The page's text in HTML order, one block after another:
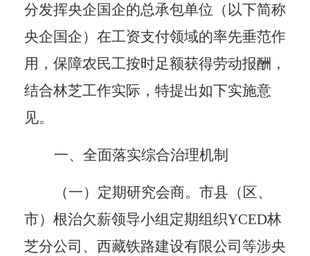
分发挥央企国企的总承包单位（以下简称
央企国企）在工资支付领域的率先垂范作
用， 保障农民工按时足额获得劳动报酬 ，
结合林芝工作实际， 特提出如下实施意
见。
一、全面落实综合治理机制
（一）定期研究会商。 市县（区、
市） 根治欠薪领导小组定期组织YCED林
芝分公司、西藏铁路建设有限公司等涉央